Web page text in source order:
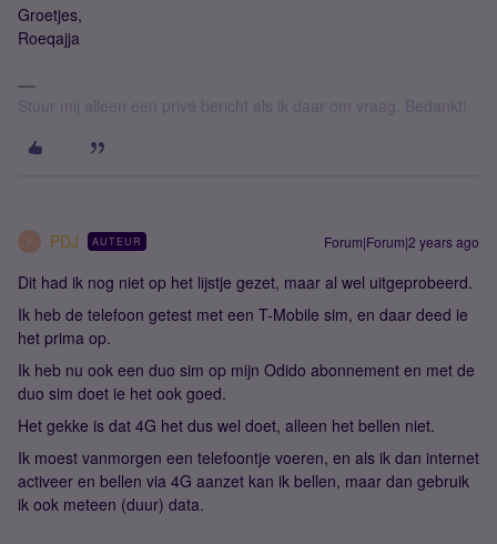
Groetjes,
Roeqajja
Stuur mij alleen een privé bericht als ik daar om vraag. Bedankt!
P PDJ AUTEUR Forum|Forum|2 years ago
Dit had ik nog niet op het lijstje gezet, maar al wel uitgeprobeerd.
Ik heb de telefoon getest met een T-Mobile sim, en daar deed ie
het prima op.
Ik heb nu ook een duo sim op mijn Odido abonnement en met de
duo sim doet ie het ook goed.
Het gekke is dat 4G het dus wel doet, alleen het bellen niet.
Ik moest vanmorgen een telefoontje voeren, en als ik dan internet
activeer en bellen via 4G aanzet kan ik bellen, maar dan gebruik
ik ook meteen (duur) data.